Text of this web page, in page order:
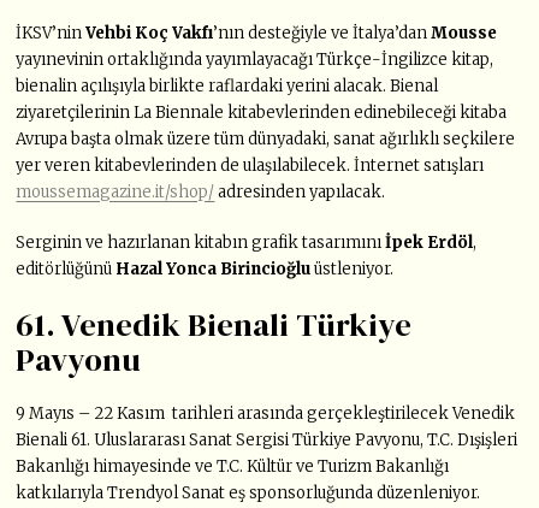
İKSV’ninVehbi Koç Vakfı’nın desteğiyle ve İtalya’danMousse
yayınevinin ortaklığında yayımlayacağı Türkçe-İngilizce kitap,
bienalin açılışıyla birlikte raflardaki yerini alacak. Bienal
ziyaretçilerinin La Biennale kitabevlerinden edinebileceği kitaba
Avrupa başta olmak üzere tüm dünyadaki, sanat ağırlıklı seçkilere
yer veren kitabevlerinden de ulaşılabilecek. İnternet satışları
moussemagazine.it/shop/adresinden yapılacak.
Serginin ve hazırlanan kitabın grafik tasarımınıİpek Erdöl,
editörlüğünü Hazal Yonca Birincioğluüstleniyor.
61. Venedik Bienali Türkiye
Pavyonu
9 Mayıs – 22 Kasım tarihleri arasında gerçekleştirilecek Venedik
Bienali 61. Uluslararası Sanat Sergisi Türkiye Pavyonu, T.C. Dışişleri
Bakanlığı himayesinde ve T.C. Kültür ve Turizm Bakanlığı
katkılarıyla Trendyol Sanat eş sponsorluğunda düzenleniyor.